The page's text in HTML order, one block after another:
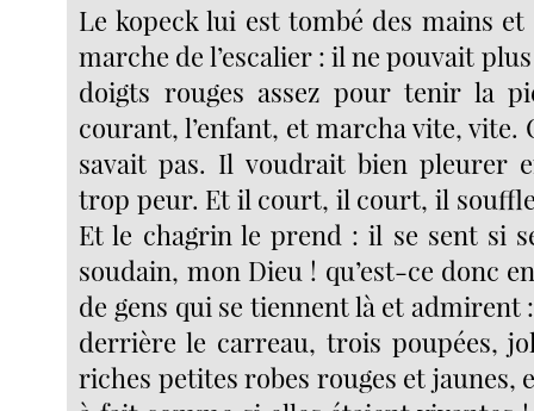
Le kopeck lui est tombé des mains
marche de l’escalier : il ne pouvait
doigts rouges assez pour tenir la
courant, l’enfant, et marcha vite,
savait pas. Il voudrait bien pleurer
trop peur. Et il court, il court, il
Et le chagrin le prend : il se sent si
soudain, mon Dieu ! qu’est-ce donc
de gens qui se tiennent là et admirent
derrière le carreau, trois poupées,
riches petites robes rouges et jaunes,